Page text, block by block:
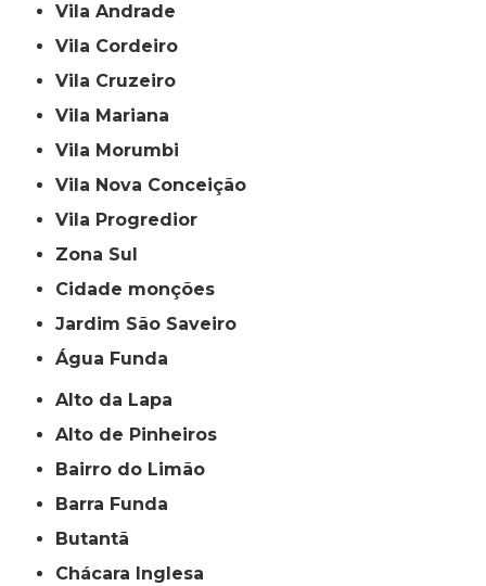
Vila Andrade
Vila Cordeiro
Vila Cruzeiro
Vila Mariana
Vila Morumbi
Vila Nova Conceição
Vila Progredior
Zona Sul
cidade monções
jardim São Saveiro
Água Funda
Alto da Lapa
Alto de Pinheiros
Bairro do Limão
Barra Funda
Butantã
Chácara Inglesa